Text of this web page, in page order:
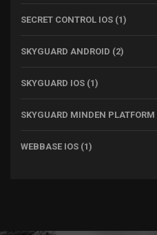
SECRET CONTROL IOS (1)
SKYGUARD ANDROID (2)
SKYGUARD IOS (1)
SKYGUARD MINDEN PLATFORM
WEBBASE IOS (1)